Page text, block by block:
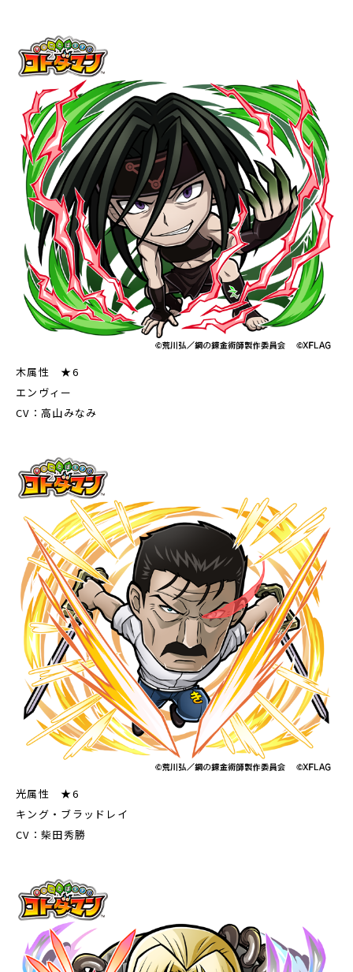
木属性 ★6
エンヴィー
CV：高山みなみ
光属性 ★6
キング・ブラッドレイ
CV：柴田秀勝